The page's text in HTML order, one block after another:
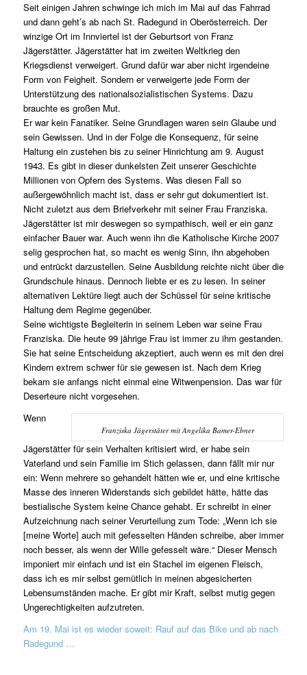
Seit einigen Jahren schwinge ich mich im Mai auf das Fahrrad
und dann geht’s ab nach St. Radegund in Oberösterreich. Der
winzige Ort im Innviertel ist der Geburtsort von Franz
Jägerstätter. Jägerstätter hat im zweiten Weltkrieg den
Kriegsdienst verweigert. Grund dafür war aber nicht irgendeine
Form von Feigheit. Sondern er verweigerte jede Form der
Unterstützung des nationalsozialistischen Systems. Dazu
brauchte es großen Mut.
Er war kein Fanatiker. Seine Grundlagen waren sein Glaube und
sein Gewissen. Und in der Folge die Konsequenz, für seine
Haltung ein zustehen bis zu seiner Hinrichtung am 9. August
1943. Es gibt in dieser dunkelsten Zeit unserer Geschichte
Millionen von Opfern des Systems. Was diesen Fall so
außergewöhnlich macht ist, dass er sehr gut dokumentiert ist.
Nicht zuletzt aus dem Briefverkehr mit seiner Frau Franziska.
Jägerstätter ist mir deswegen so sympathisch, weil er ein ganz
einfacher Bauer war. Auch wenn ihn die Katholische Kirche 2007
selig gesprochen hat, so macht es wenig Sinn, ihn abgehoben
und entrückt darzustellen. Seine Ausbildung reichte nicht über die
Grundschule hinaus. Dennoch liebte er es zu lesen. In seiner
alternativen Lektüre liegt auch der Schüssel für seine kritische
Haltung dem Regime gegenüber.
Seine wichtigste Begleiterin in seinem Leben war seine Frau
Franziska. Die heute 99 jährige Frau ist immer zu ihm gestanden.
Sie hat seine Entscheidung akzeptiert, auch wenn es mit den drei
Kindern extrem schwer für sie gewesen ist. Nach dem Krieg
bekam sie anfangs nicht einmal eine Witwenpension. Das war für
Deserteure nicht vorgesehen.
Franziska Jägerstäter mit Angelika Bamer-Ebner
Wenn
Jägerstätter für sein Verhalten kritisiert wird, er habe sein
Vaterland und sein Familie im Stich gelassen, dann fällt mir nur
ein: Wenn mehrere so gehandelt hätten wie er, und eine kritische
Masse des inneren Widerstands sich gebildet hätte, hätte das
bestialische System keine Chance gehabt. Er schreibt in einer
Aufzeichnung nach seiner Verurteilung zum Tode: „Wenn ich sie
[meine Worte] auch mit gefesselten Händen schreibe, aber immer
noch besser, als wenn der Wille gefesselt wäre.“ Dieser Mensch
imponiert mir einfach und ist ein Stachel im eigenen Fleisch,
dass ich es mir selbst gemütlich in meinen abgesicherten
Lebensumständen mache. Er gibt mir Kraft, selbst mutig gegen
Ungerechtigkeiten aufzutreten.
Am 19. Mai ist es wieder soweit: Rauf auf das Bike und ab nach
Radegund …